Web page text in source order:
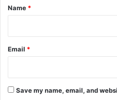
*
Name *
Email *
Save my name, email, and